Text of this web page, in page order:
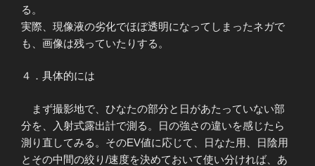
る。
実際、現像液の劣化でほぼ透明になってしまったネガで
も、画像は残っていたりする。
４．具体的には
まず撮影地で、ひなたの部分と日があたっていない部
分を、入射式露出計で測る。日の強さの違いを感じたら
測り直してみる。そのEV値に応じて、日なた用、日陰用
とその中間の絞り/速度を決めておいて使い分ければ、あ